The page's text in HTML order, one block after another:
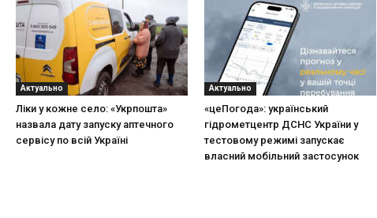
Актуально
Ліки у кожне село: «Укрпошта»
назвала дату запуску аптечного
сервісу по всій Україні
Актуально
«цеПогода»: український
гідрометцентр ДСНС України у
тестовому режимі запускає
власний мобільний застосунок